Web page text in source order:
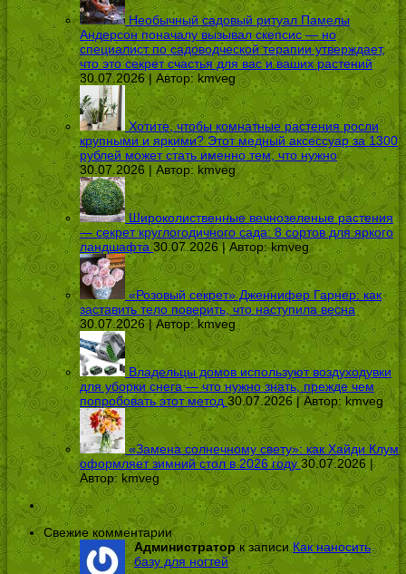
Необычный садовый ритуал Памелы
Андерсон поначалу вызывал скепсис — но
специалист по садоводческой терапии утверждает,
что это секрет счастья для вас и ваших растений
30.07.2026 | Автор: kmveg
Хотите, чтобы комнатные растения росли
крупными и яркими? Этот медный аксессуар за 1300
рублей может стать именно тем, что нужно
30.07.2026 | Автор: kmveg
Широколиственные вечнозеленые растения
— секрет круглогодичного сада: 8 сортов для яркого
ландшафта 30.07.2026 | Автор:kmveg
«Розовый секрет» Дженнифер Гарнер: как
заставить тело поверить, что наступила весна
30.07.2026 | Автор:kmveg
Владельцы домов используют воздуходувки
для уборки снега — что нужно знать, прежде чем
попробовать этот метод 30.07.2026 | Автор: kmveg
«Замена солнечному свету»: как Хайди Клум
оформляет зимний стол в 2026 году 30.07.2026 |
Автор: kmveg
Свежие комментарии
Администраторк записиКак наносить
базу для ногтей